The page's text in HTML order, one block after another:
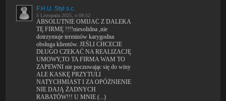
F.H.U. Styl s.c.
5 Listopada 2025, o 09:52
ABSOLUTNIE OMIJAĆ Z DALEKA
TĘ FIRMĘ !!!!niesolidna ,nie
dotrzymuje terminów karygodna
obsługa klientów. JEŚLI CHCECIE
DŁUGO CZEKAĆ NA REALIZACJĘ
UMOWY,TO TA FIRMA WAM TO
ZAPEWNI nie poczuwając się do winy
ALE KASKĘ PRZYTULI
NATYCHMIAST I ZA OPÓŻNIENIE
NIE DAJĄ ŻADNYCH
RABATÓW!!! U MNIE (...)